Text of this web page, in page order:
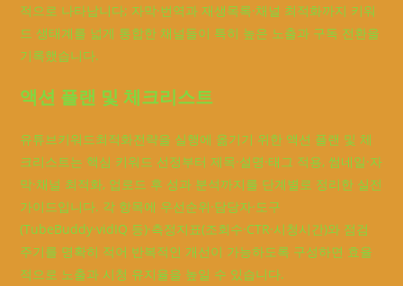
적으로 나타납니다; 자막·번역과 재생목록·채널 최적화까지 키워
드 생태계를 넓게 통합한 채널들이 특히 높은 노출과 구독 전환을
기록했습니다.
액션 플랜 및 체크리스트
유튜브키워드최적화전략을 실행에 옮기기 위한 액션 플랜 및 체
크리스트는 핵심 키워드 선정부터 제목·설명·태그 적용, 썸네일·자
막·채널 최적화, 업로드 후 성과 분석까지를 단계별로 정리한 실전
가이드입니다. 각 항목에 우선순위·담당자·도구
(TubeBuddy·vidIQ 등)·측정지표(조회수·CTR·시청시간)와 점검
주기를 명확히 적어 반복적인 개선이 가능하도록 구성하면 효율
적으로 노출과 시청 유지율을 높일 수 있습니다.